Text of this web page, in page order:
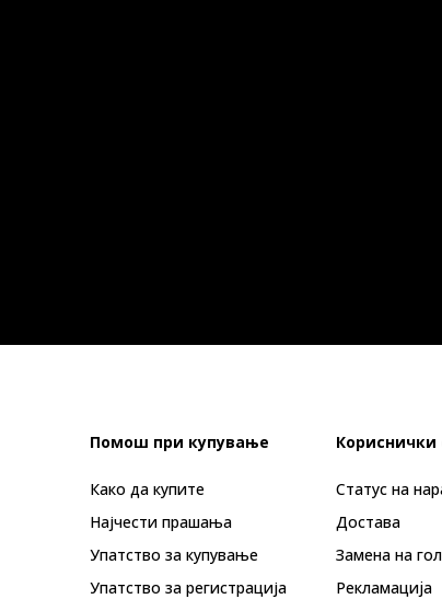
Помош при купување
Како да купите
Најчести прашања
Упатство за купување
Упатство за регистрација
Кориснички
Статус на
Достава
Замена на
Рекламациja